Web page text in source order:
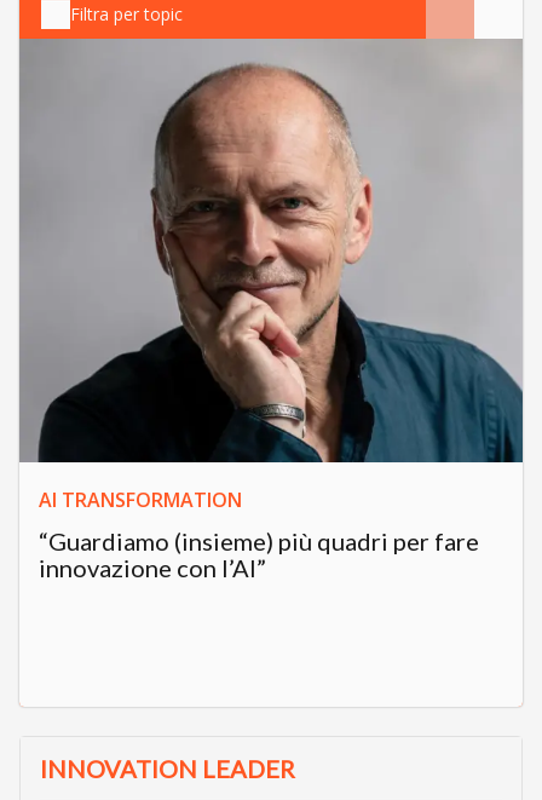
Filtra per topic
AI TRANSFORMATION
“Guardiamo (insieme) più quadri per fare
innovazione con l’AI”
INNOVATION LEADER